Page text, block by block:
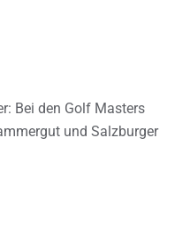
Bei den Golf Masters
und Salzburger